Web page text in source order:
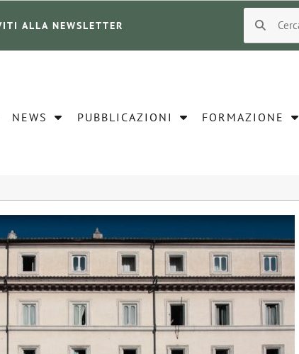
ALLA NEWSLETTER
NEWS PUBBLICAZIONI FORMAZIONE